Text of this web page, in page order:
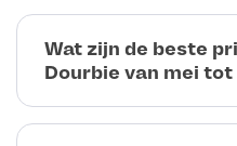
Wat zijn de beste
Dourbie van mei